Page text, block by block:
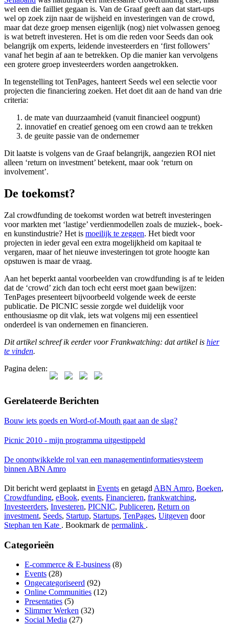
wel een die failliet gegaan is. Van de Graaf geeft aan dat start-ups
wel op zoek zijn naar de wijsheid en investeringen van de crowd,
maar dat deze groep mensen eigenlijk (nog) niet volwassen genoeg
is wat betreft investeren. Het is om die reden voor Seeds dan ook
belangrijk om experts, leidende investeerders en ‘first followers’
vanaf het begin af aan te betrekken. Op die manier kan vervolgens
een grotere groep investeerders worden aangetrokken.
In tegenstelling tot TenPages, hanteert Seeds wel een selectie voor
projecten die financiering zoeken. Het doet dit aan de hand van drie
criteria:
de mate van duurzaamheid (vanuit financieel oogpunt)
innovatief en creatief genoeg om een crowd aan te trekken
de geuite passie van de ondernemer
Dit laatste is volgens van de Graaf belangrijk, aangezien ROI niet
alleen ‘return on investment’ betekent, maar ook ‘return on
involvement’.
De toekomst?
Zal crowdfunding de toekomst worden wat betreft investeringen
voor markten met ‘lastige’ verdienmodellen zoals de muziek-, boek-
en kunstindustrie? Het is moeilijk te zeggen. Het biedt voor
projecten in ieder geval een extra mogelijkheid om kapitaal te
vergaren, maar of het nieuwe investeringen tot grote hoogte kan
opstuwen is maar de vraag.
Aan het beperkt aantal voorbeelden van crowdfunding is af te leiden
dat de ‘crowd’ zich dan toch echt eerst moet gaan bewijzen:
TenPages presenteert bijvoorbeeld volgende week de eerste
publicatie. De PICNIC sessie zorgde wel duidelijk voor
enthousiasme op dit vlak, iets wat volgens mij een essentieel
onderdeel is van ondernemen en financieren.
Dit artikel schreef ik eerder voor Frankwatching: dat artikel is hier
te vinden.
Pagina delen:
Gerelateerde Berichten
Bouw iets goeds en Word-of-Mouth gaat aan de slag?
Picnic 2010 - mijn programma uitgestippeld
De onontwikkelde rol van een managementinformatiesysteem
binnen ABN Amro
Dit bericht werd geplaatst in Events en getagd ABN Amro, Boeken,
Crowdfunding, eBook, events, Financieren, frankwatching,
Investeerders, Investeren, PICNIC, Publiceren, Return on
investment, Seeds, Startup, Startups, TenPages, Uitgeven door
Stephan ten Kate . Bookmark de permalink .
Categorieën
E-commerce & E-business (8)
Events (28)
Ongecategoriseerd (92)
Online Communities (12)
Presentaties (5)
Slimmer Werken (32)
Social Media (27)